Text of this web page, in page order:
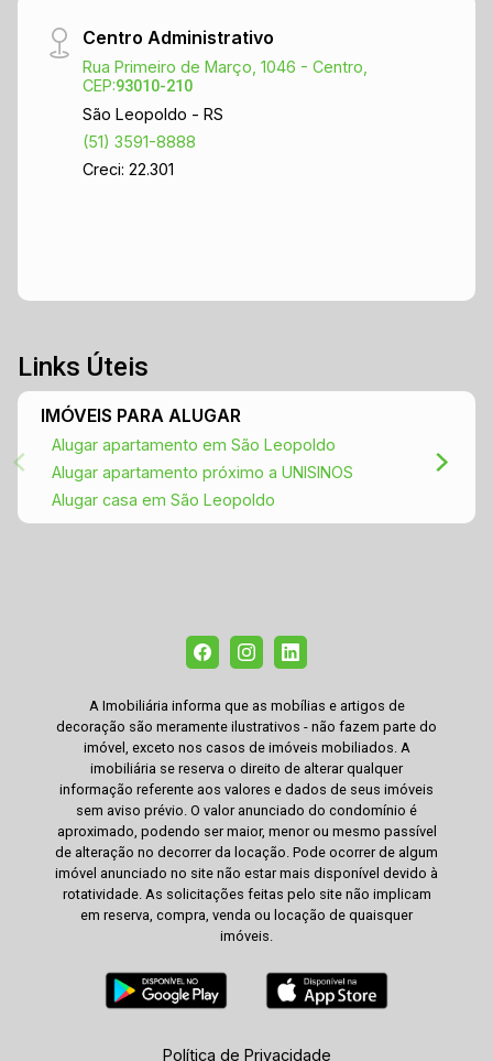
Centro Administrativo
Rua Primeiro de Março, 1046 - Centro,
CEP:93010-210
São Leopoldo - RS
(51) 3591-8888
Creci: 22.301
Links Úteis
IMÓVEIS PARA ALUGAR
Alugar apartamento em São Leopoldo
Alugar apartamento próximo a UNISINOS
Alugar casa em São Leopoldo
A Imobiliária informa que as mobílias e artigos de
decoração são meramente ilustrativos - não fazem parte do
imóvel, exceto nos casos de imóveis mobiliados. A
imobiliária se reserva o direito de alterar qualquer
informação referente aos valores e dados de seus imóveis
sem aviso prévio. O valor anunciado do condomínio é
aproximado, podendo ser maior, menor ou mesmo passível
de alteração no decorrer da locação. Pode ocorrer de algum
imóvel anunciado no site não estar mais disponível devido à
rotatividade. As solicitações feitas pelo site não implicam
em reserva, compra, venda ou locação de quaisquer
imóveis.
Política de Privacidade